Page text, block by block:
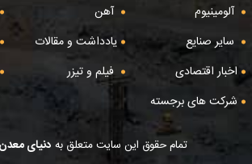
آلومینیوم
آهن
سایر صنایع
یادداشت و مقالات
اخبار اقتصادی
فیلم و تیزر
شرکت های برجسته
تمام حقوق این سایت متعلق به دنیای